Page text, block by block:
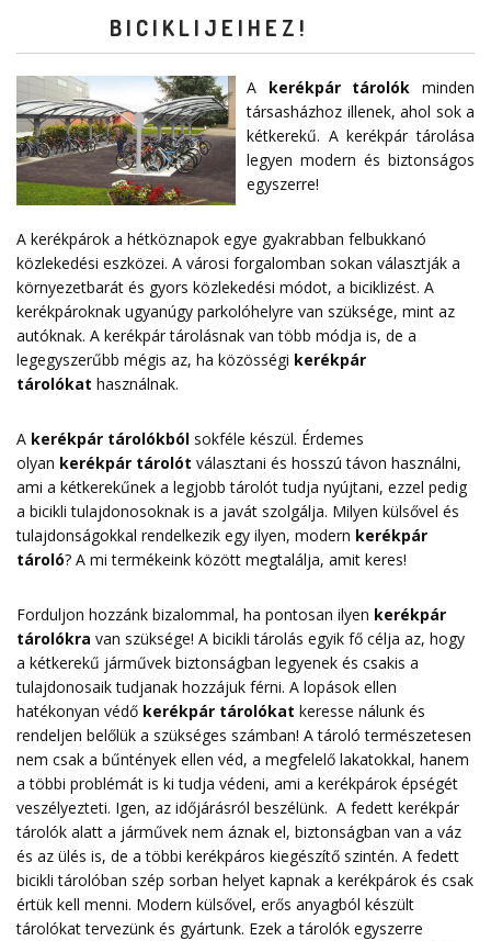
BICIKLIJEIHEZ!
A kerékpár tárolók minden
társasházhoz illenek, ahol sok a
kétkerekű. A kerékpár tárolása
legyen modern és biztonságos
egyszerre!
A kerékpárok a hétköznapok egye gyakrabban felbukkanó
közlekedési eszközei. A városi forgalomban sokan választják a
környezetbarát és gyors közlekedési módot, a biciklizést. A
kerékpároknak ugyanúgy parkolóhelyre van szüksége, mint az
autóknak. A kerékpár tárolásnak van több módja is, de a
legegyszerűbb mégis az, ha közösségi kerékpár
tárolókat használnak.
A kerékpár tárolókból sokféle készül. Érdemes
olyan kerékpár tárolót választani és hosszú távon használni,
ami a kétkerekűnek a legjobb tárolót tudja nyújtani, ezzel pedig
a bicikli tulajdonosoknak is a javát szolgálja. Milyen külsővel és
tulajdonságokkal rendelkezik egy ilyen, modern kerékpár
tároló? A mi termékeink között megtalálja, amit keres!
Forduljon hozzánk bizalommal, ha pontosan ilyen kerékpár
tárolókra van szüksége! A bicikli tárolás egyik fő célja az, hogy
a kétkerekű járművek biztonságban legyenek és csakis a
tulajdonosaik tudjanak hozzájuk férni. A lopások ellen
hatékonyan védő kerékpár tárolókat keresse nálunk és
rendeljen belőlük a szükséges számban! A tároló természetesen
nem csak a bűntények ellen véd, a megfelelő lakatokkal, hanem
a többi problémát is ki tudja védeni, ami a kerékpárok épségét
veszélyezteti. Igen, az időjárásról beszélünk. A fedett kerékpár
tárolók alatt a járművek nem áznak el, biztonságban van a váz
és az ülés is, de a többi kerékpáros kiegészítő szintén. A fedett
bicikli tárolóban szép sorban helyet kapnak a kerékpárok és csak
értük kell menni. Modern külsővel, erős anyagból készült
tárolókat tervezünk és gyártunk. Ezek a tárolók egyszerre